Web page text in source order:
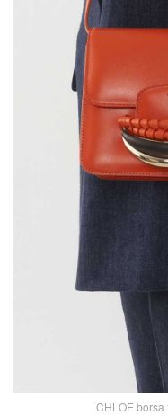
CHLOE borsa